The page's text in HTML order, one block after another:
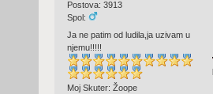
Postova: 3913
Spol:
Ja ne patim od ludila,ja uzivam u
njemu!!!!!
Moj Skuter: Žoope